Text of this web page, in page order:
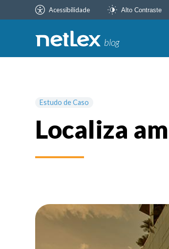
Acessibilidade Alto Contraste
blog
Estudo de Caso
Localiza